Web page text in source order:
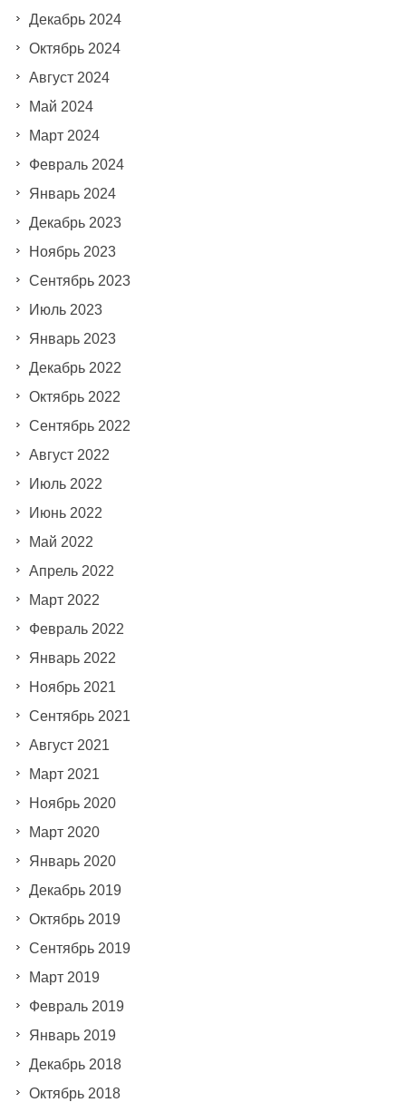
Декабрь 2024
Октябрь 2024
Август 2024
Май 2024
Март 2024
Февраль 2024
Январь 2024
Декабрь 2023
Ноябрь 2023
Сентябрь 2023
Июль 2023
Январь 2023
Декабрь 2022
Октябрь 2022
Сентябрь 2022
Август 2022
Июль 2022
Июнь 2022
Май 2022
Апрель 2022
Март 2022
Февраль 2022
Январь 2022
Ноябрь 2021
Сентябрь 2021
Август 2021
Март 2021
Ноябрь 2020
Март 2020
Январь 2020
Декабрь 2019
Октябрь 2019
Сентябрь 2019
Март 2019
Февраль 2019
Январь 2019
Декабрь 2018
Октябрь 2018